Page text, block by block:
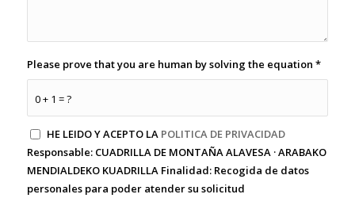
0 + 1 = ?
Please prove that you are human by solving the equation *
HE LEIDO Y ACEPTO LA POLITICA DE PRIVACIDAD
Responsable: CUADRILLA DE MONTAÑA ALAVESA · ARABAKO
MENDIALDEKO KUADRILLA Finalidad: Recogida de datos
personales para poder atender su solicitud